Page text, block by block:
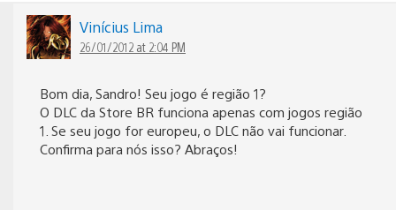
Vinícius Lima
26/01/2012 at 2:04 PM
Bom dia, Sandro! Seu jogo é região 1?
O DLC da Store BR funciona apenas com jogos região
1. Se seu jogo for europeu, o DLC não vai funcionar.
Confirma para nós isso? Abraços!